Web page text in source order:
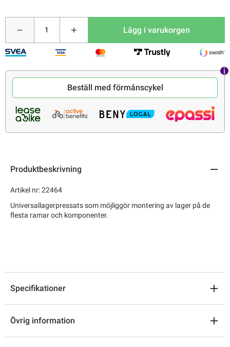
Lägg i varukorgen
Beställ med förmånscykel
Produktbeskrivning
Artikel nr: 22464
Universallagerpressats som möjliggör montering av lager på de
flesta ramar och komponenter.
Specifikationer
Övrig information